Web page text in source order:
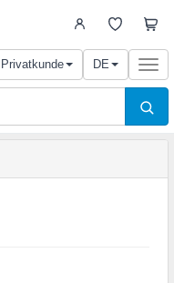
Privatkunde DE